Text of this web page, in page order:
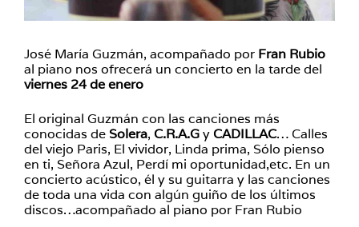
José María Guzmán, acompañado por Fran Rubio
al piano nos ofrecerá un concierto en la tarde del
viernes 24 de enero
El original Guzmán con las canciones más
conocidas de Solera, C.R.A.Gy CADILLAC… Calles
del viejo Paris, El vividor, Linda prima, Sólo pienso
en ti, Señora Azul, Perdí mi oportunidad,etc. En un
concierto acústico, él y su guitarra y las canciones
de toda una vida con algún guiño de los últimos
discos…acompañado al piano por Fran Rubio